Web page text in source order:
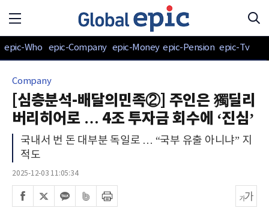
epic-Who epic-Company epic-Money epic-Pension epic-Tv
Company
[심층분석-배달의민족②] 주인은 獨딜리
버리히어로 … 4조 투자금 회수에 ‘진심’
국내서 번 돈 대부분 독일로 … “국부 유출 아니냐” 지
적도
2025-12-03 11:05:34